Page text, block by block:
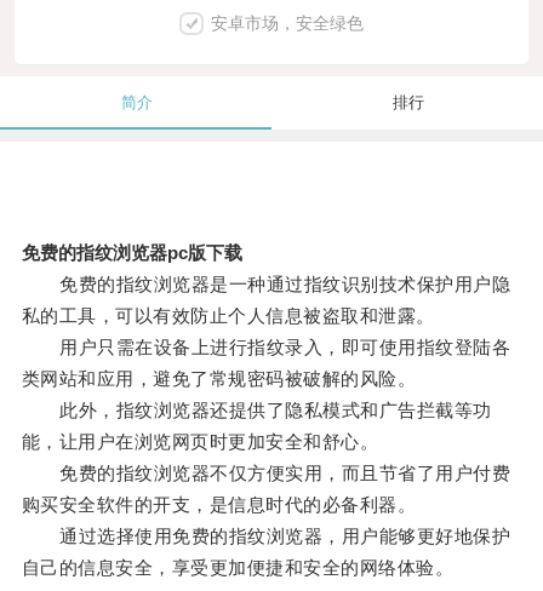
安卓市场，安全绿色
简介 排行
免费的指纹浏览器pc版下载
免费的指纹浏览器是一种通过指纹识别技术保护用户隐
私的工具，可以有效防止个人信息被盗取和泄露。
用户只需在设备上进行指纹录入，即可使用指纹登陆各
类网站和应用，避免了常规密码被破解的风险。
此外，指纹浏览器还提供了隐私模式和广告拦截等功
能，让用户在浏览网页时更加安全和舒心。
免费的指纹浏览器不仅方便实用，而且节省了用户付费
购买安全软件的开支，是信息时代的必备利器。
通过选择使用免费的指纹浏览器，用户能够更好地保护
自己的信息安全，享受更加便捷和安全的网络体验。